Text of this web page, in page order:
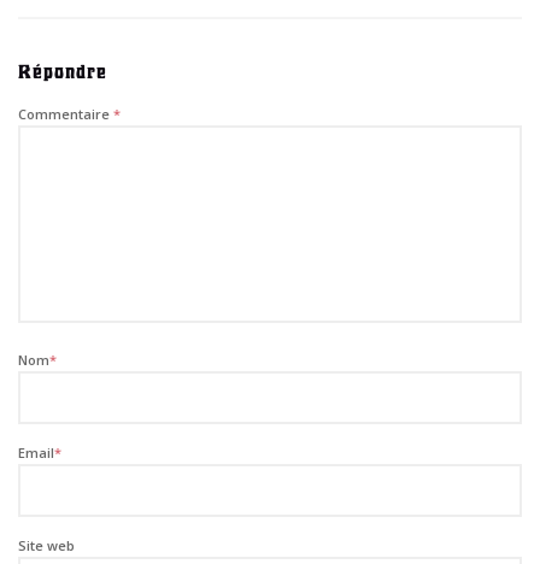
Répondre
Commentaire *
Nom*
Email*
Site web